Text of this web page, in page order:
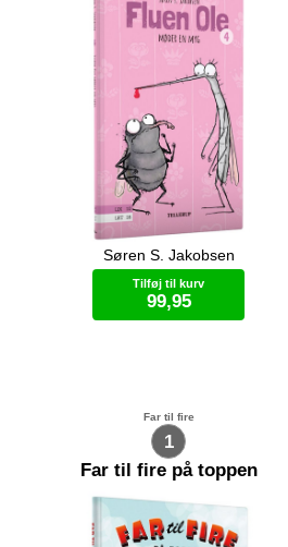
Ole kan ikke lide myg. De er klamme.
Men en aften ser Ole en hun-myg
med smukke øjne ...
Søren S. Jakobsen
Tilføj til kurv
99,95
1
Far til fire
Far til fire på toppen